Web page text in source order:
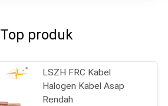
Top produk
LSZH FRC Kabel
Halogen Kabel Asap
Rendah